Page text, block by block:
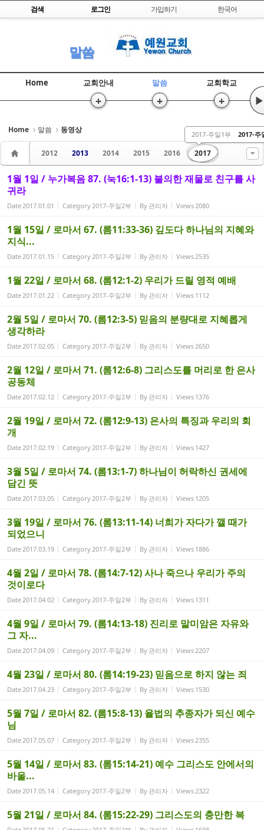
Skip to content
검색 로그인 가입하기 한국어
말씀
Home 교회안내
+
말씀
+
교회학교
+ ▶
Home 말씀 동영상
2012 2013 2014 2015 2016 2017
2017-주일1부 2017-주
1월 1일 / 누가복음 87. (눅16:1-13) 불의한 재물로 친구를 사
귀라
Date2017.01.01 Category2017-주일2부 By 관리자 Views2080
1월 15일 / 로마서 67. (롬11:33-36) 깊도다 하나님의 지혜와
지식...
Date2017.01.15 Category2017-주일2부 By 관리자 Views2535
1월 22일 / 로마서 68. (롬12:1-2) 우리가 드릴 영적 예배
Date2017.01.22 Category2017-주일2부 By 관리자 Views 1112
2월 5일 / 로마서 70. (롬12:3-5) 믿음의 분량대로 지혜롭게
생각하라
Date2017.02.05 Category2017-주일2부 By 관리자 Views2650
2월 12일 / 로마서 71. (롬12:6-8) 그리스도를 머리로 한 은사
공동체
Date2017.02.12 Category2017-주일2부 By 관리자 Views 1376
2월 19일 / 로마서 72. (롬12:9-13) 은사의 특징과 우리의 회
개
Date2017.02.19 Category2017-주일2부 By 관리자 Views 1427
3월 5일 / 로마서 74. (롬13:1-7) 하나님이 허락하신 권세에
담긴 뜻
Date2017.03.05 Category2017-주일2부 By 관리자 Views 1205
3월 19일 / 로마서 76. (롬13:11-14) 너희가 자다가 깰 때가
되었으니
Date2017.03.19 Category2017-주일2부 By 관리자 Views 1886
4월 2일 / 로마서 78. (롬14:7-12) 사나 죽으나 우리가 주의
것이로다
Date2017.04.02 Category2017-주일2부 By 관리자 Views 1311
4월 9일 / 로마서 79. (롬14:13-18) 진리로 말미암은 자유와
그 자...
Date2017.04.09 Category2017-주일2부 By 관리자 Views2207
4월 23일 / 로마서 80. (롬14:19-23) 믿음으로 하지 않는 죄
Date2017.04.23 Category2017-주일2부 By 관리자 Views 1530
5월 7일 / 로마서 82. (롬15:8-13) 율법의 추종자가 되신 예수
님
Date2017.05.07 Category2017-주일2부 By 관리자 Views2355
5월 14일 / 로마서 83. (롬15:14-21) 예수 그리스도 안에서의
바울...
Date2017.05.14 Category2017-주일2부 By 관리자 Views2322
5월 21일 / 로마서 84. (롬15:22-29) 그리스도의 충만한 복
Sketchbook5, 스케치북5
Sketchbook5, 스케치북5